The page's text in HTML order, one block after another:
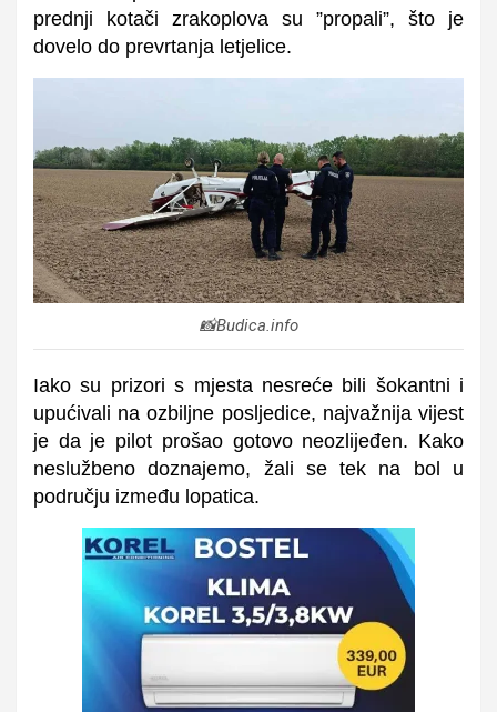
prednji kotači zrakoplova su ”propali”, što je
dovelo do prevrtanja letjelice.
📸Budica.info
Iako su prizori s mjesta nesreće bili šokantni i
upućivali na ozbiljne posljedice, najvažnija vijest
je da je pilot prošao gotovo neozlijeđen. Kako
neslužbeno doznajemo, žali se tek na bol u
području između lopatica.